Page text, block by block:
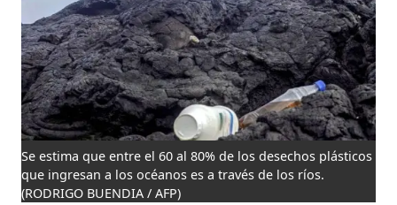
Se estima que entre el 60 al 80% de los desechos plásticos
que ingresan a los océanos es a través de los ríos.
(RODRIGO BUENDIA / AFP)